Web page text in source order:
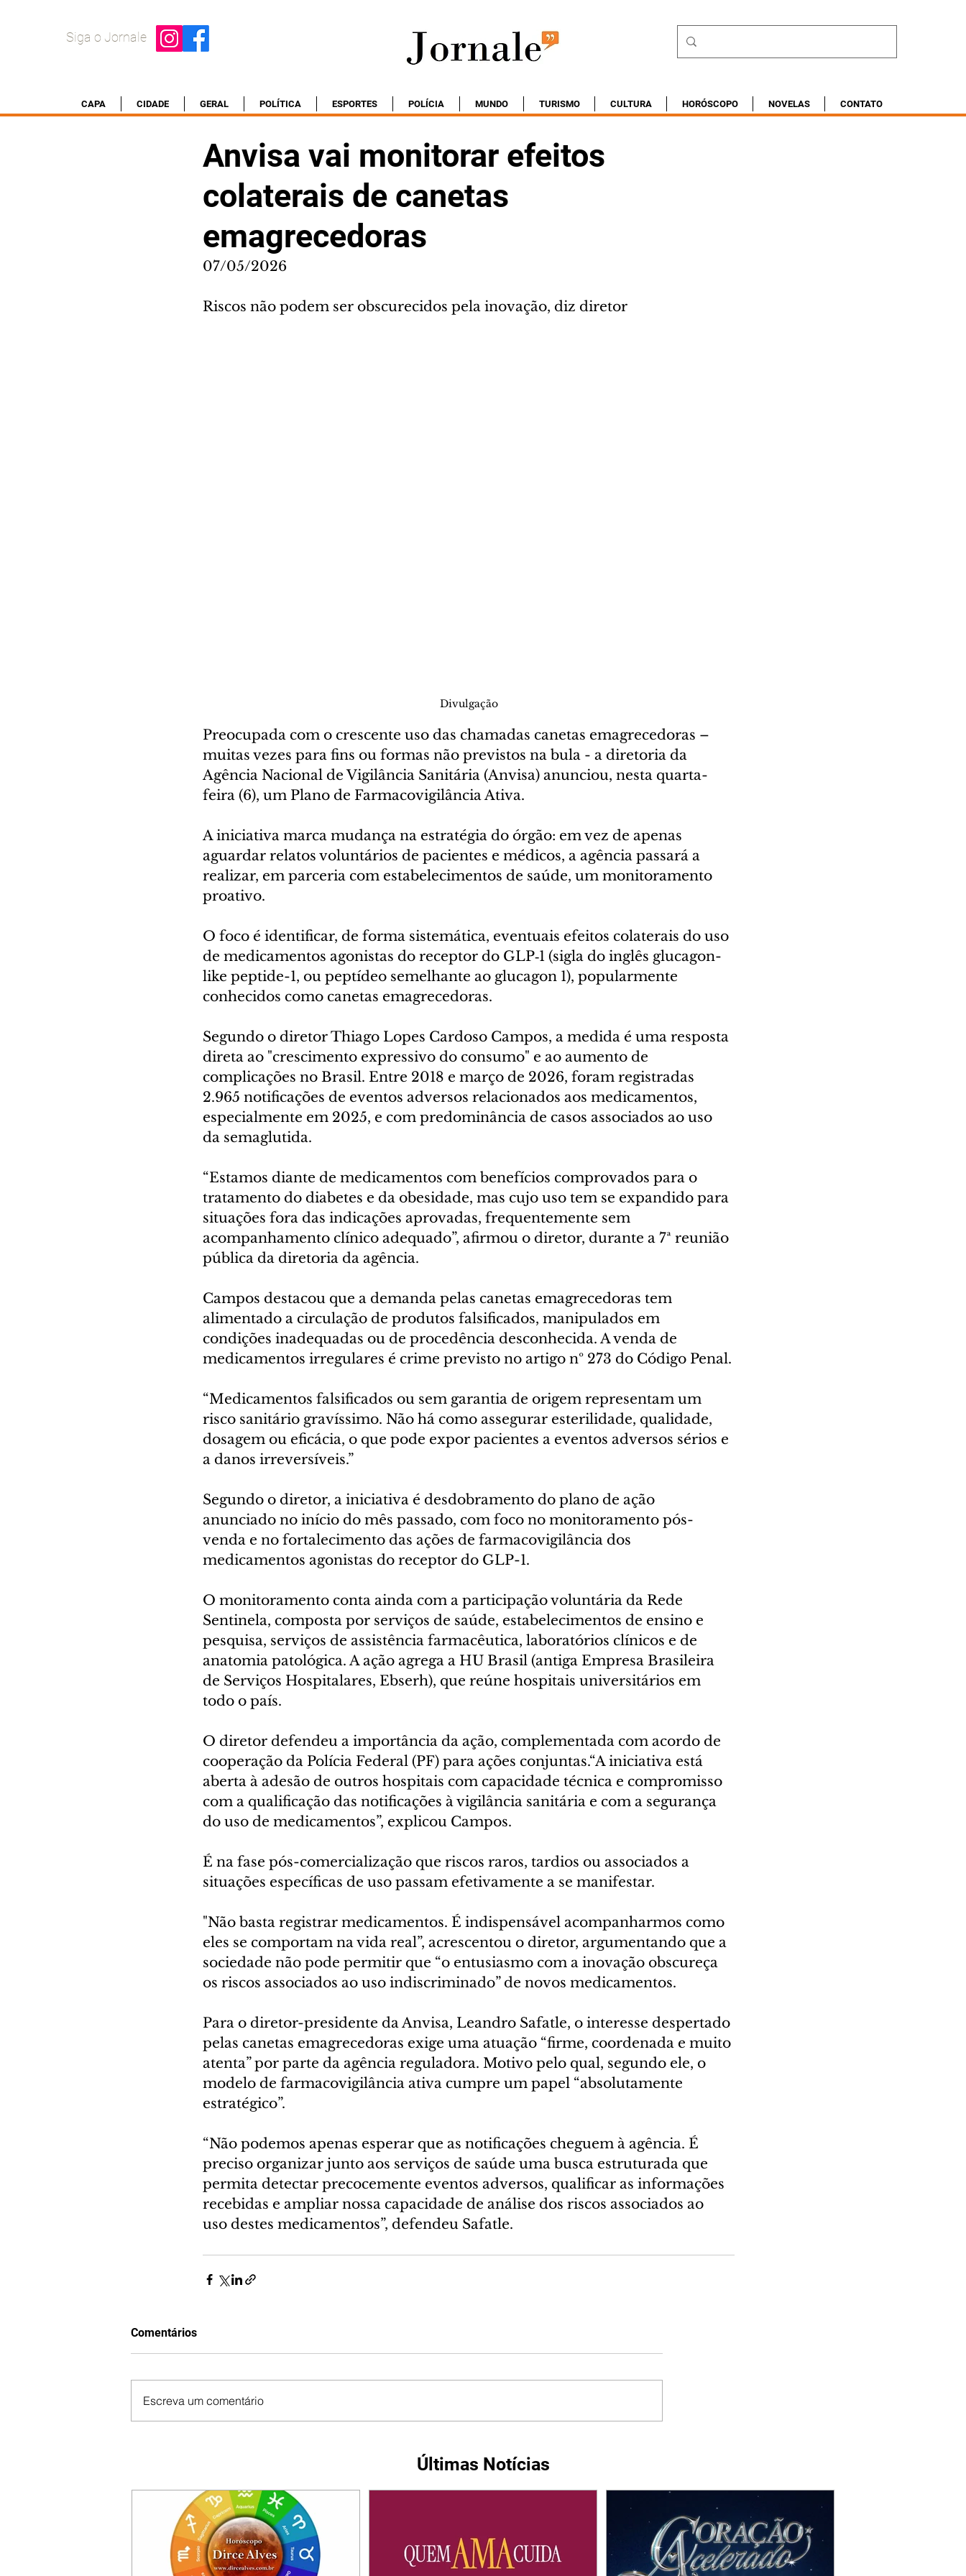
Siga o Jornale
CAPA CIDADE GERAL POLÍTICA ESPORTES POLÍCIA MUNDO TURISMO CULTURA HORÓSCOPO NOVELAS CONTATO
Anvisa vai monitorar efeitos
colaterais de canetas
emagrecedoras
07/05/2026
Riscos não podem ser obscurecidos pela inovação, diz diretor
Divulgação
Preocupada com o crescente uso das chamadas canetas emagrecedoras –
muitas vezes para fins ou formas não previstos na bula - a diretoria da
Agência Nacional de Vigilância Sanitária (Anvisa) anunciou, nesta quarta-
feira (6), um Plano de Farmacovigilância Ativa.
A iniciativa marca mudança na estratégia do órgão: em vez de apenas
aguardar relatos voluntários de pacientes e médicos, a agência passará a
realizar, em parceria com estabelecimentos de saúde, um monitoramento
proativo.
O foco é identificar, de forma sistemática, eventuais efeitos colaterais do uso
de medicamentos agonistas do receptor do GLP‑1 (sigla do inglês glucagon-
like peptide-1, ou peptídeo semelhante ao glucagon 1), popularmente
conhecidos como canetas emagrecedoras.
Segundo o diretor Thiago Lopes Cardoso Campos, a medida é uma resposta
direta ao "crescimento expressivo do consumo" e ao aumento de
complicações no Brasil. Entre 2018 e março de 2026, foram registradas
2.965 notificações de eventos adversos relacionados aos medicamentos,
especialmente em 2025, e com predominância de casos associados ao uso
da semaglutida.
“Estamos diante de medicamentos com benefícios comprovados para o
tratamento do diabetes e da obesidade, mas cujo uso tem se expandido para
situações fora das indicações aprovadas, frequentemente sem
acompanhamento clínico adequado”, afirmou o diretor, durante a 7ª reunião
pública da diretoria da agência.
Campos destacou que a demanda pelas canetas emagrecedoras tem
alimentado a circulação de produtos falsificados, manipulados em
condições inadequadas ou de procedência desconhecida. A venda de
medicamentos irregulares é crime previsto no artigo nº 273 do Código Penal.
“Medicamentos falsificados ou sem garantia de origem representam um
risco sanitário gravíssimo. Não há como assegurar esterilidade, qualidade,
dosagem ou eficácia, o que pode expor pacientes a eventos adversos sérios e
a danos irreversíveis.”
Segundo o diretor, a iniciativa é desdobramento do plano de ação
anunciado no início do mês passado, com foco no monitoramento pós-
venda e no fortalecimento das ações de farmacovigilância dos
medicamentos agonistas do receptor do GLP-1.
O monitoramento conta ainda com a participação voluntária da Rede
Sentinela, composta por serviços de saúde, estabelecimentos de ensino e
pesquisa, serviços de assistência farmacêutica, laboratórios clínicos e de
anatomia patológica. A ação agrega a HU Brasil (antiga Empresa Brasileira
de Serviços Hospitalares, Ebserh), que reúne hospitais universitários em
todo o país.
O diretor defendeu a importância da ação, complementada com acordo de
cooperação da Polícia Federal (PF) para ações conjuntas.“A iniciativa está
aberta à adesão de outros hospitais com capacidade técnica e compromisso
com a qualificação das notificações à vigilância sanitária e com a segurança
do uso de medicamentos”, explicou Campos.
É na fase pós-comercialização que riscos raros, tardios ou associados a
situações específicas de uso passam efetivamente a se manifestar.
"Não basta registrar medicamentos. É indispensável acompanharmos como
eles se comportam na vida real”, acrescentou o diretor, argumentando que a
sociedade não pode permitir que “o entusiasmo com a inovação obscureça
os riscos associados ao uso indiscriminado” de novos medicamentos.
Para o diretor-presidente da Anvisa, Leandro Safatle, o interesse despertado
pelas canetas emagrecedoras exige uma atuação “firme, coordenada e muito
atenta” por parte da agência reguladora. Motivo pelo qual, segundo ele, o
modelo de farmacovigilância ativa cumpre um papel “absolutamente
estratégico”.
“Não podemos apenas esperar que as notificações cheguem à agência. É
preciso organizar junto aos serviços de saúde uma busca estruturada que
permita detectar precocemente eventos adversos, qualificar as informações
recebidas e ampliar nossa capacidade de análise dos riscos associados ao
uso destes medicamentos”, defendeu Safatle.
Comentários
Escreva um comentário
Últimas Notícias